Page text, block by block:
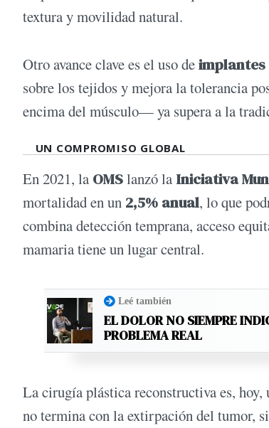
textura y movilidad natural.
Otro avance clave es el uso de
sobre los tejidos y mejora la tolerancia
encima del músculo— ya supera a la
UN COMPROMISO GLOBAL
En 2021, la OMSlanzó la Iniciativa
mortalidad en un 2,5% anual, lo que
combina detección temprana, acceso
mamaria tiene un lugar central.
Leé también
EL DOLOR NO SIEMPRE
PROBLEMA REAL
La cirugía plástica reconstructiva es,
no termina con la extirpación del tumor,